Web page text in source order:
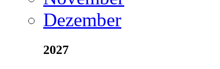
Dezember
2027